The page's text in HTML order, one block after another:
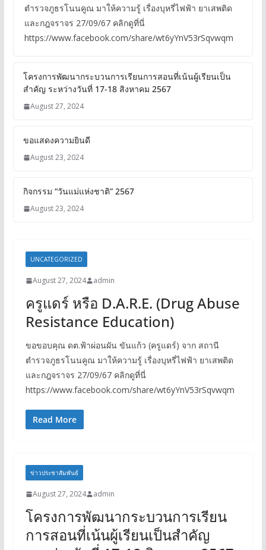
ตำรวจภูธรโนนคูณ มาให้ความรู้ เรื่องบุหรี่ไฟฟ้า ยาเสพติด
และกฎจราจร 27/09/67 คลิกดูที่นี่
https://www.facebook.com/share/wt6yYnV53rSqvwqm
โครงการพัฒนากระบวนการเรียนการสอนที่เน้นผู้เรียนเป็น
สำคัญ ระหว่างวันที่ 17-18 สิงหาคม 2567
August 27, 2024
ขอแสดงความยินดี
August 23, 2024
กิจกรรม “วันแม่แห่งชาติ” 2567
August 23, 2024
UNCATEGORIZED
August 27, 2024 admin
ครูแดร์ หรือ D.A.R.E. (Drug Abuse
Resistance Education)
ขอขอบคุณ ดต.ฟ้าผ่อนผัน ขันแก้ว (ครูแดร์) จาก สถานี
ตำรวจภูธรโนนคูณ มาให้ความรู้ เรื่องบุหรี่ไฟฟ้า ยาเสพติด
และกฎจราจร 27/09/67 คลิกดูที่นี่
https://www.facebook.com/share/wt6yYnV53rSqvwqm
Read More
ข่าวประชาสัมพันธ์
August 27, 2024 admin
โครงการพัฒนากระบวนการเรียน
การสอนที่เน้นผู้เรียนเป็นสำคัญ